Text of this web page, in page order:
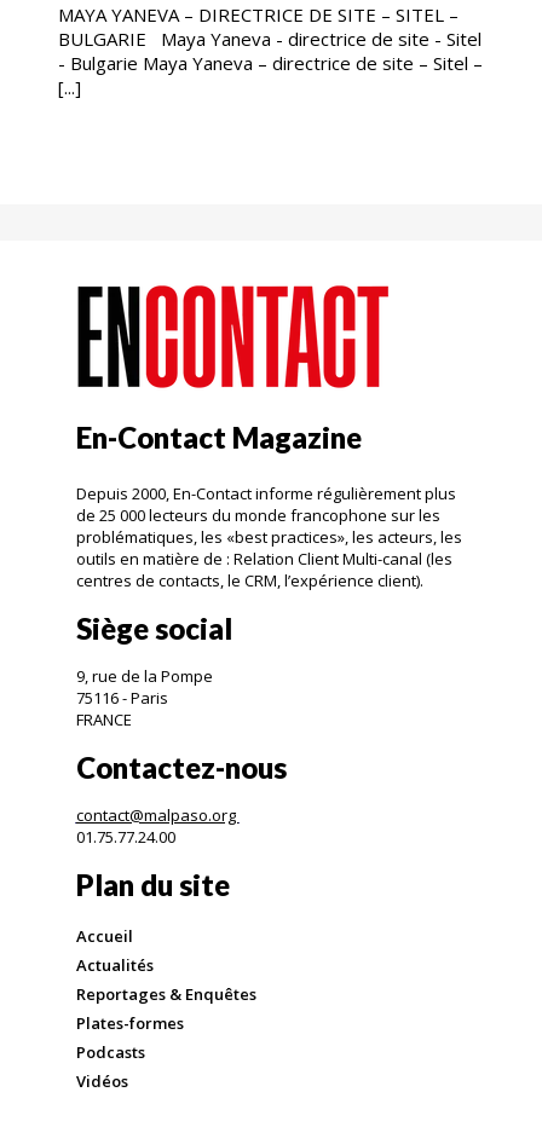
MAYA YANEVA – DIRECTRICE DE SITE – SITEL –
BULGARIE Maya Yaneva - directrice de site - Sitel
- Bulgarie Maya Yaneva – directrice de site – Sitel –
[...]
En-Contact Magazine
Depuis 2000, En-Contact informe régulièrement plus
de 25 000 lecteurs du monde francophone sur les
problématiques, les «best practices», les acteurs, les
outils en matière de : Relation Client Multi-canal (les
centres de contacts, le CRM, l’expérience client).
Siège social
9, rue de la Pompe
75116 - Paris
FRANCE
Contactez-nous
contact@malpaso.org
01.75.77.24.00
Plan du site
Accueil
Actualités
Reportages & Enquêtes
Plates-formes
Podcasts
Vidéos